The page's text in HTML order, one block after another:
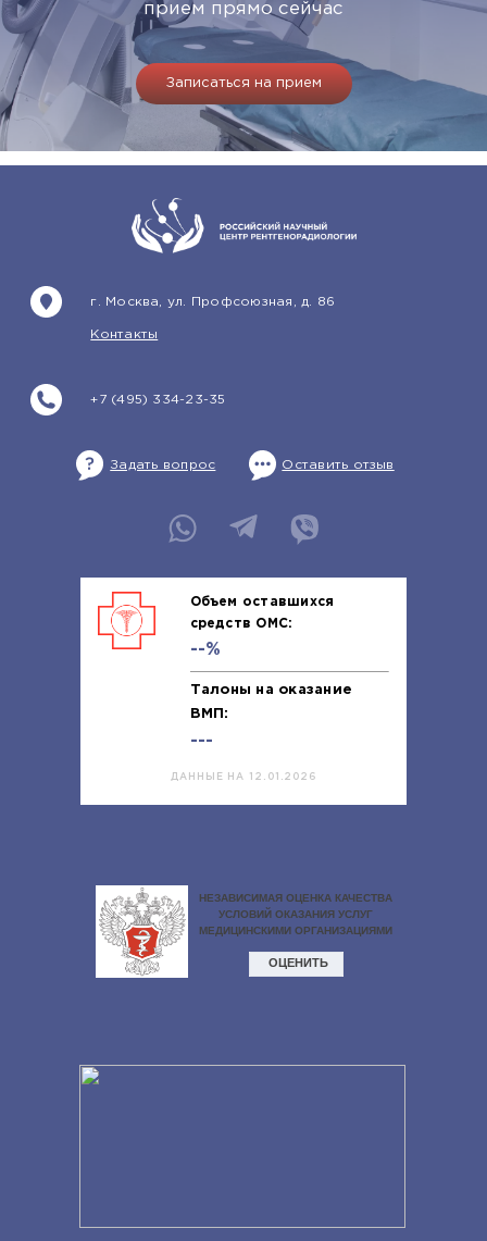
прием прямо сейчас
Записаться на прием
+7 (495) 334-23-35
г. Москва, ул. Профсоюзная, д. 86
Контакты
Задать вопрос Оставить отзыв
Объем оставшихся
средств ОМС:
--%
Талоны на оказание
ВМП:
---
ДАННЫЕ НА 12.01.2026